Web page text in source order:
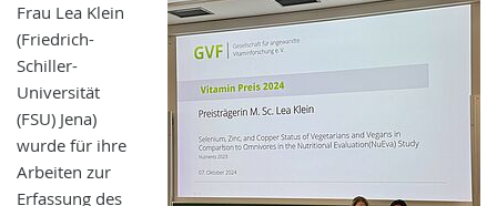
Frau Lea Klein
(Friedrich-
Schiller-
Universität
(FSU) Jena)
wurde für ihre
Arbeiten zur
Erfassung des